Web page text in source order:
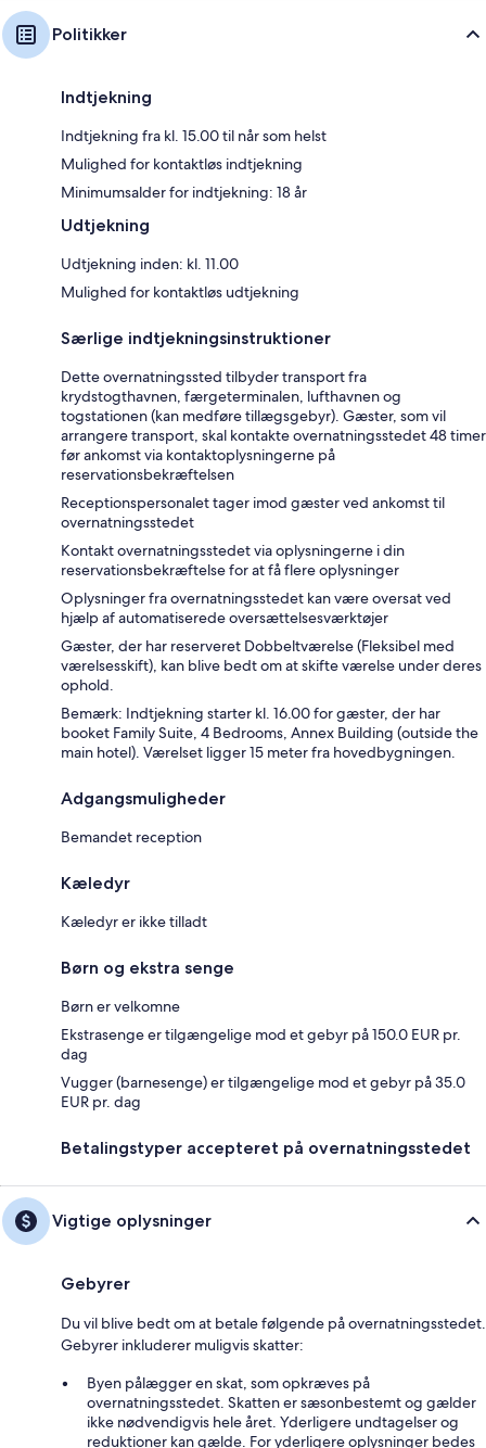
Politikker
Indtjekning
Indtjekning fra kl. 15.00 til når som helst
Mulighed for kontaktløs indtjekning
Minimumsalder for indtjekning: 18 år
Udtjekning
Udtjekning inden: kl. 11.00
Mulighed for kontaktløs udtjekning
Særlige indtjekningsinstruktioner
Dette overnatningssted tilbyder transport fra
krydstogthavnen, færgeterminalen, lufthavnen og
togstationen (kan medføre tillægsgebyr). Gæster, som vil
arrangere transport, skal kontakte overnatningsstedet 48 timer
før ankomst via kontaktoplysningerne på
reservationsbekræftelsen
Receptionspersonalet tager imod gæster ved ankomst til
overnatningsstedet
Kontakt overnatningsstedet via oplysningerne i din
reservationsbekræftelse for at få flere oplysninger
Oplysninger fra overnatningsstedet kan være oversat ved
hjælp af automatiserede oversættelsesværktøjer
Gæster, der har reserveret Dobbeltværelse (Fleksibel med
værelsesskift), kan blive bedt om at skifte værelse under deres
ophold.
Bemærk: Indtjekning starter kl. 16.00 for gæster, der har
booket Family Suite, 4 Bedrooms, Annex Building (outside the
main hotel). Værelset ligger 15 meter fra hovedbygningen.
Adgangsmuligheder
Bemandet reception
Kæledyr
Kæledyr er ikke tilladt
Børn og ekstra senge
Børn er velkomne
Ekstrasenge er tilgængelige mod et gebyr på 150.0 EUR pr.
dag
Vugger (barnesenge) er tilgængelige mod et gebyr på 35.0
EUR pr. dag
Betalingstyper accepteret på overnatningsstedet
Vigtige oplysninger
Gebyrer
Du vil blive bedt om at betale følgende på overnatningsstedet.
Gebyrer inkluderer muligvis skatter:
Byen pålægger en skat, som opkræves på
overnatningsstedet. Skatten er sæsonbestemt og gælder
ikke nødvendigvis hele året. Yderligere undtagelser og
reduktioner kan gælde. For yderligere oplysninger bedes